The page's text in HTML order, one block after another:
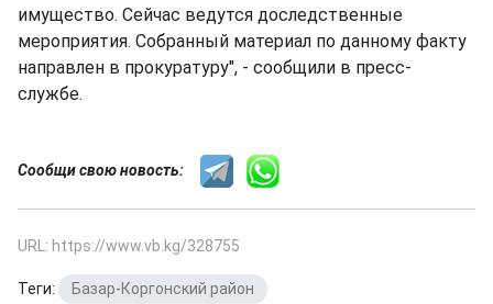
имущество. Сейчас ведутся доследственные
мероприятия. Собранный материал по данному факту
направлен в прокуратуру", - сообщили в пресс-
службе.
Сообщи свою новость:
URL: https://www.vb.kg/328755
Теги: Базар-Коргонский район